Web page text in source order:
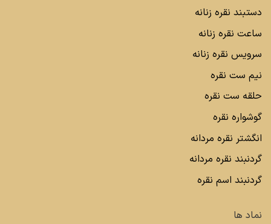
دستبند نقره زنانه
ساعت نقره زنانه
سرویس نقره زنانه
نیم ست نقره
حلقه ست نقره
گوشواره نقره
انگشتر نقره مردانه
گردنبند نقره مردانه
گردنبند اسم نقره
نماد ها